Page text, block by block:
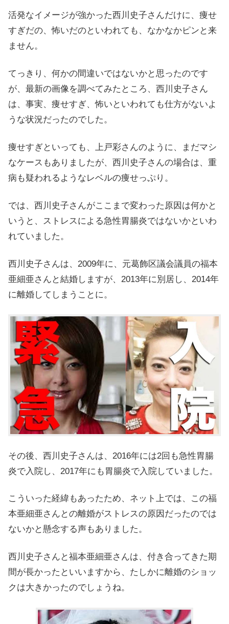
活発なイメージが強かった西川史子さんだけに、痩せ
すぎだの、怖いだのといわれても、なかなかピンと来
ません。
てっきり、何かの間違いではないかと思ったのです
が、最新の画像を調べてみたところ、西川史子さん
は、事実、 痩せすぎ、怖いといわれても仕方がないよ
うな状況だったのでした。
痩せすぎといっても、上戸彩さんのように、まだマシ
なケースもありましたが、西川史子さんの場合は、重
病も疑われるようなレベルの痩せっぷり。
では、西川史子さんがここまで変わった原因は何かと
いうと、ストレスによる急性胃腸炎ではないかといわ
れていました。
西川史子さんは、2009年に、元葛飾区議会議員の福本
亜細亜さんと結婚しますが、2013年に別居し、2014年
に離婚してしまうことに。
その後、西川史子さんは、 2016年には2回も急性胃腸
炎で入院し、2017年にも胃腸炎で入院していました。
こういった経緯もあったため、ネット上では、この福
本亜細亜さんとの離婚がストレスの原因だったのでは
ないかと懸念する声もありました。
西川史子さんと福本亜細亜さんは、付き合ってきた期
間が長かったといいますから、たしかに離婚のショッ
クは大きかったのでしょうね。